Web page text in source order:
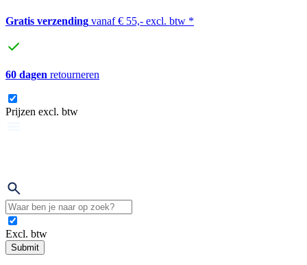
Gratis verzending vanaf € 55,- excl. btw *
60 dagen retourneren
Prijzen excl. btw
Excl. btw
Submit